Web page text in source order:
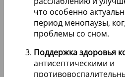
что особенно
период менопаузы,
проблемы со сном.
Поддержка здоровья
антисептическими и